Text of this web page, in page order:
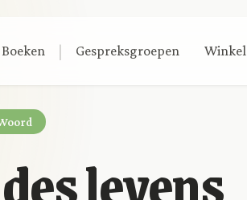
Boeken | Gespreksgroepen Winkel